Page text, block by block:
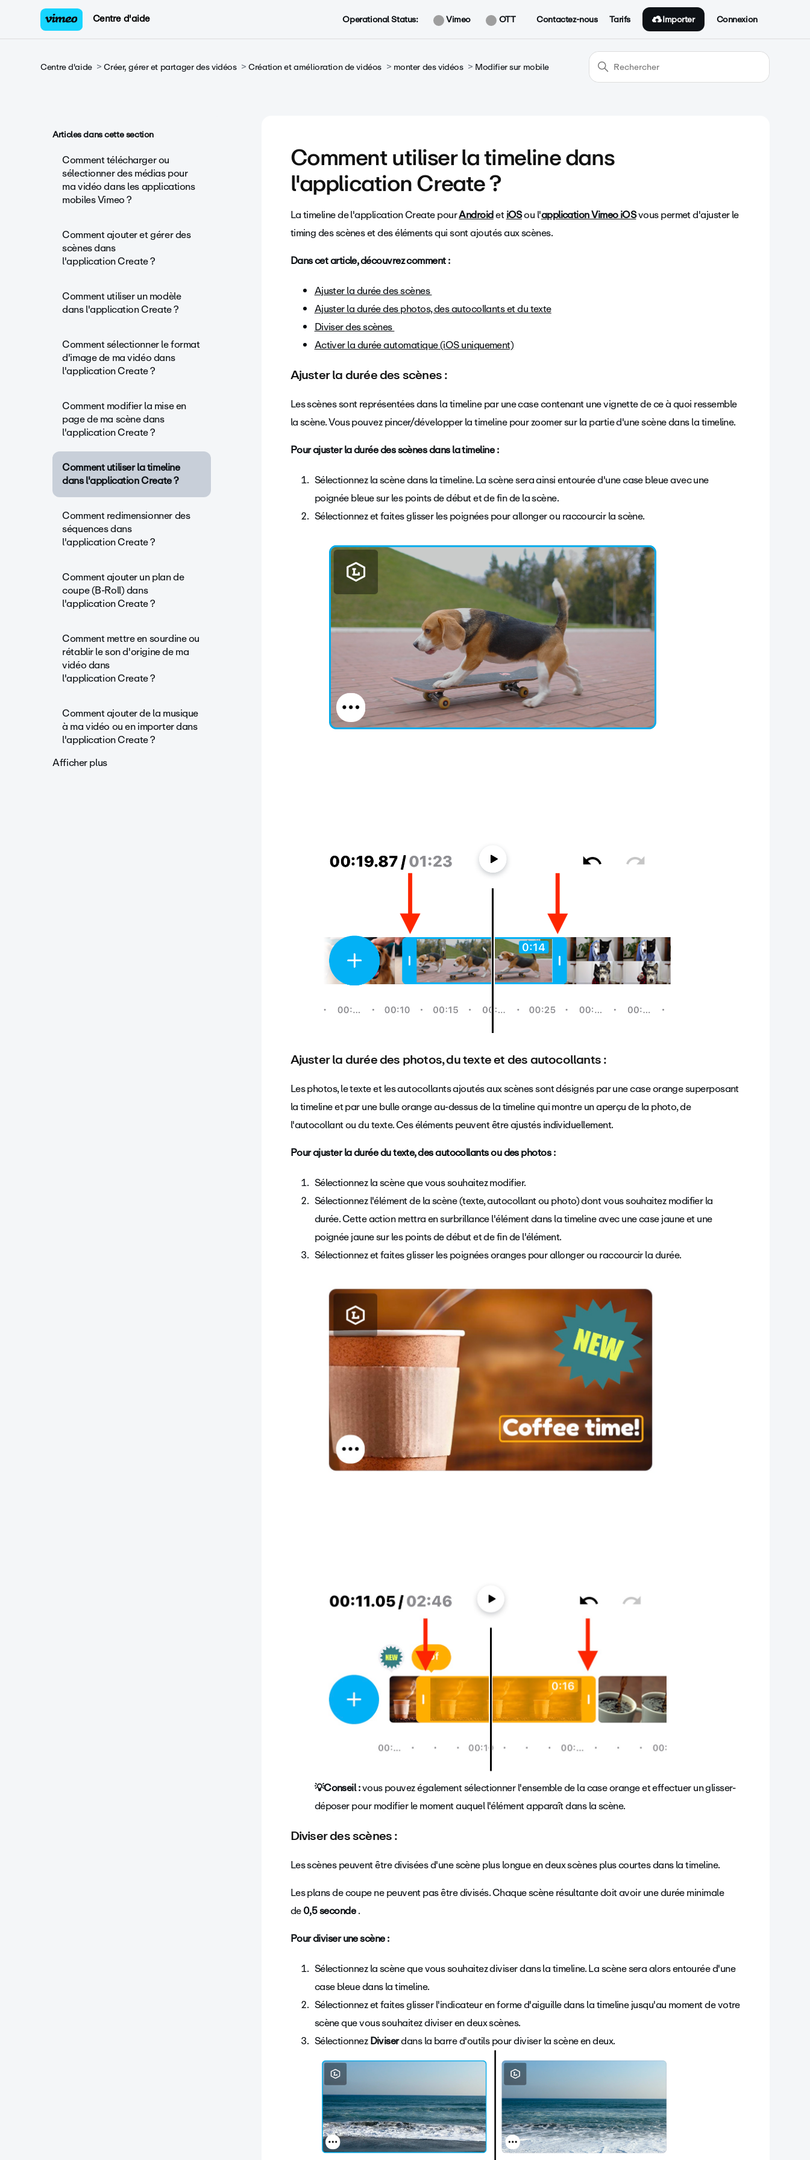
Centre d'aide Operational Status: Vimeo OTT Contactez-nous Tarifs Importer Connexion
Centre d'aide Créer, gérer et partager des vidéos Création et amélioration de vidéos monter des vidéos Modifier sur mobile
Articles dans cette section
Comment télécharger ou
sélectionner des médias pour
ma vidéo dans les applications
mobiles Vimeo ?
Comment ajouter et gérer des
scènes dans
l'application Create ?
Comment utiliser un modèle
dans l'application Create ?
Comment sélectionner le format
d'image de ma vidéo dans
l'application Create ?
Comment modifier la mise en
page de ma scène dans
l'application Create ?
Comment utiliser la timeline
dans l'application Create ?
Comment redimensionner des
séquences dans
l'application Create ?
Comment ajouter un plan de
coupe (B-Roll) dans
l'application Create ?
Comment mettre en sourdine ou
rétablir le son d'origine de ma
vidéo dans
l'application Create ?
Comment ajouter de la musique
à ma vidéo ou en importer dans
l'application Create ?
Afficher plus
Comment utiliser la timeline dans
l'application Create ?
La timeline de l'application Create pourAndroidetiOSoul'application Vimeo iOSvous permet d'ajuster le
timing des scènes et des éléments qui sont ajoutés aux scènes.
Dans cet article, découvrez comment :
Ajuster la durée des scènes
Ajuster la durée des photos, des autocollants et du texte
Diviser des scènes
Activer la durée automatique (iOS uniquement)
Ajuster la durée des scènes :
Les scènes sont représentées dans la timeline par une case contenant une vignette de ce à quoi ressemble
la scène. Vous pouvez pincer/développer la timeline pour zoomer sur la partie d'une scène dans la timeline.
Pour ajuster la durée des scènes dans la timeline :
Sélectionnez la scène dans la timeline. La scène sera ainsi entourée d'une case bleue avec une
poignée bleue sur les points de début et de fin de la scène.
Sélectionnez et faites glisser les poignées pour allonger ou raccourcir la scène.
Ajuster la durée des photos, du texte et des autocollants :
Les photos, le texte et les autocollants ajoutés aux scènes sont désignés par une case orange superposant
la timeline et par une bulle orange au-dessus de la timeline qui montre un aperçu de la photo, de
l'autocollant ou du texte. Ces éléments peuvent être ajustés individuellement.
Pour ajuster la durée du texte, des autocollants ou des photos :
Sélectionnez la scène que vous souhaitez modifier.
Sélectionnez l'élément de la scène (texte, autocollant ou photo) dont vous souhaitez modifier la
durée. Cette action mettra en surbrillance l'élément dans la timeline avec une case jaune et une
poignée jaune sur les points de début et de fin de l'élément.
Sélectionnez et faites glisser les poignées oranges pour allonger ou raccourcir la durée.
💡Conseil :vous pouvez également sélectionner l'ensemble de la case orange et effectuer un glisser-
déposer pour modifier le moment auquel l'élément apparaît dans la scène.
Diviser des scènes :
Les scènes peuvent être divisées d'une scène plus longue en deux scènes plus courtes dans la timeline.
Les plans de coupe ne peuvent pas être divisés. Chaque scène résultante doit avoir une durée minimale
de0,5 seconde.
Pour diviser une scène :
Sélectionnez la scène que vous souhaitez diviser dans la timeline. La scène sera alors entourée d'une
case bleue dans la timeline.
Sélectionnez et faites glisser l'indicateur en forme d'aiguille dans la timeline jusqu'au moment de votre
scène que vous souhaitez diviser en deux scènes.
SélectionnezDiviserdans la barre d'outils pour diviser la scène en deux.